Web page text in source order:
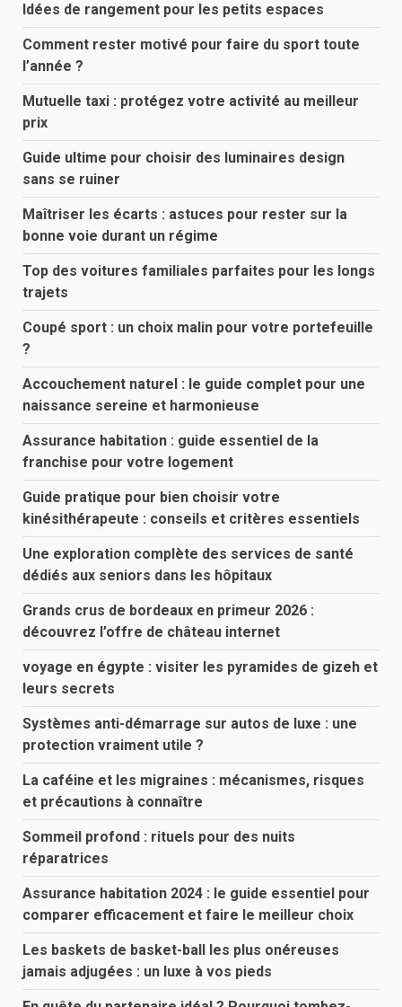
Idées de rangement pour les petits espaces
Comment rester motivé pour faire du sport toute
l’année ?
Mutuelle taxi : protégez votre activité au meilleur
prix
Guide ultime pour choisir des luminaires design
sans se ruiner
Maîtriser les écarts : astuces pour rester sur la
bonne voie durant un régime
Top des voitures familiales parfaites pour les longs
trajets
Coupé sport : un choix malin pour votre portefeuille
?
Accouchement naturel : le guide complet pour une
naissance sereine et harmonieuse
Assurance habitation : guide essentiel de la
franchise pour votre logement
Guide pratique pour bien choisir votre
kinésithérapeute : conseils et critères essentiels
Une exploration complète des services de santé
dédiés aux seniors dans les hôpitaux
Grands crus de bordeaux en primeur 2026 :
découvrez l’offre de château internet
voyage en égypte : visiter les pyramides de gizeh et
leurs secrets
Systèmes anti-démarrage sur autos de luxe : une
protection vraiment utile ?
La caféine et les migraines : mécanismes, risques
et précautions à connaître
Sommeil profond : rituels pour des nuits
réparatrices
Assurance habitation 2024 : le guide essentiel pour
comparer efficacement et faire le meilleur choix
Les baskets de basket-ball les plus onéreuses
jamais adjugées : un luxe à vos pieds